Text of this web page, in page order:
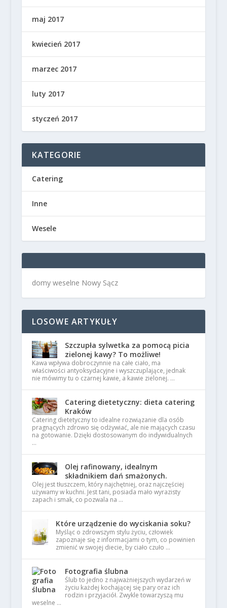
maj 2017
kwiecień 2017
marzec 2017
luty 2017
styczeń 2017
KATEGORIE
Catering
Inne
Wesele
domy weselne Nowy Sącz
LOSOWE ARTYKUŁY
Szczupła sylwetka za pomocą picia
zielonej kawy? To możliwe!
Kawa wpływa dobroczynnie na całe ciało, ma
właściwości antyoksydacyjne i wyszczuplające, jednak
nie mówimy tu o czarnej kawie, a kawie zielonej. …
Catering dietetyczny: dieta catering
Kraków
Catering dietetyczny to idealne rozwiązanie dla osób
pragnących zdrowo się odżywiać, ale nie mających czasu
na gotowanie. Dzięki dostosowanym do indywidualnych
…
Olej rafinowany, idealnym
składnikiem dań smażonych.
Olej jest tłuszczem, który najchętniej, oraz najczęściej
używamy w kuchni. Jest tani, posiada mało wyrazisty
zapach i smak, co pozwala na …
Które urządzenie do wyciskania soku?
Myśląc o zdrowszym stylu życiu, człowiek
zapoznaje się z informacjami o tym, co powinien
zmienić w swojej diecie, by ciało czuło …
Fotografia ślubna
Ślub to jedno z najważniejszych wydarzeń w
życiu każdej kochającej się pary oraz ich
rodzin i przyjaciół. Zwykle towarzyszą mu
weselne …